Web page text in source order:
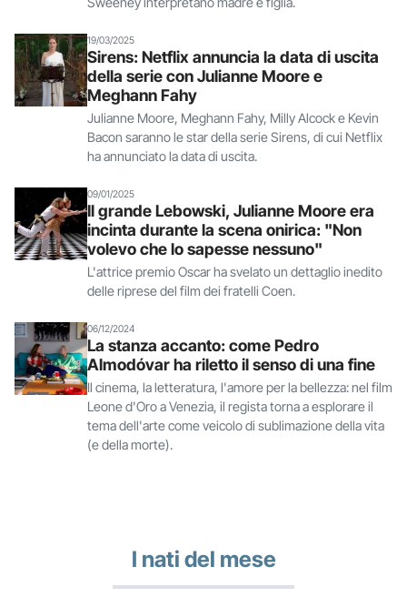
19/03/2025
Sirens: Netflix annuncia la data di uscita
della serie con Julianne Moore e
Meghann Fahy
Julianne Moore, Meghann Fahy, Milly Alcock e Kevin
Bacon saranno le star della serie Sirens, di cui Netflix
ha annunciato la data di uscita.
09/01/2025
Il grande Lebowski, Julianne Moore era
incinta durante la scena onirica: "Non
volevo che lo sapesse nessuno"
L'attrice premio Oscar ha svelato un dettaglio inedito
delle riprese del film dei fratelli Coen.
06/12/2024
La stanza accanto: come Pedro
Almodóvar ha riletto il senso di una fine
Il cinema, la letteratura, l'amore per la bellezza: nel film
Leone d'Oro a Venezia, il regista torna a esplorare il
tema dell'arte come veicolo di sublimazione della vita
(e della morte).
I nati del mese